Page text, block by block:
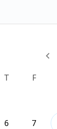
T F
6 7